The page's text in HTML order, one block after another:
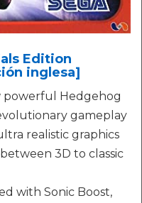
Edition
inglesa]
Hedgehog
gameplay
realistic graphics
3D to classic
with Sonic Boost,